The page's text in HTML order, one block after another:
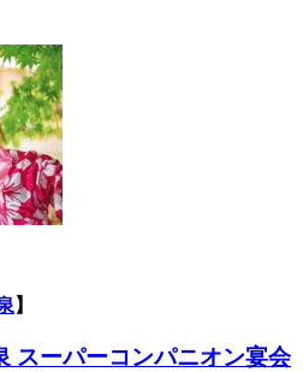
】
スーパーコンパニオン宴会